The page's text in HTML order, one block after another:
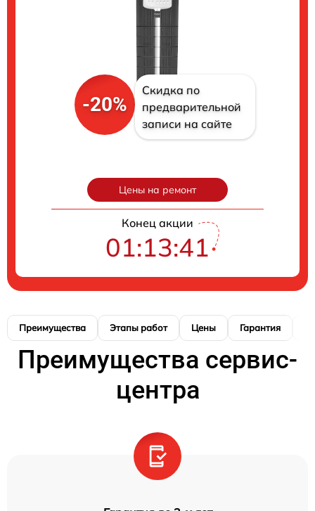
-20%
Скидка по
предварительной
записи на сайте
Цены на ремонт
Конец акции
01:13:41
Преимущества Этапы работ Цены Гарантия
Преимущества сервис-
центра